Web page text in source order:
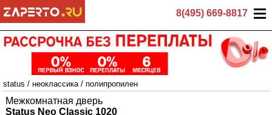
8(495) 669-8817
status / неоклассика/ полипропилен
Межкомнатная дверь
Status Neo Classic 1020